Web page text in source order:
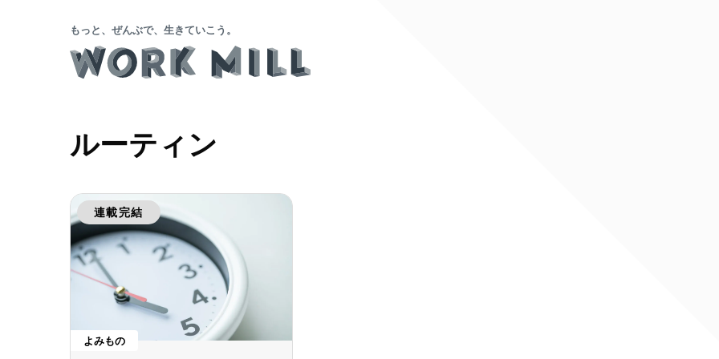
もっと、ぜんぶで、生きていこう。
ルーティン
連載完結
よみもの